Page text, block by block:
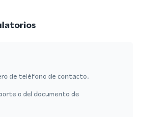
de teléfono de contacto.
o del documento de